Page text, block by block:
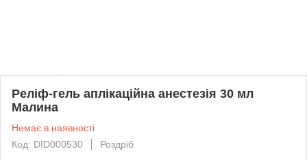
Реліф-гель аплікаційна анестезія 30 мл
Малина
Немає в наявності
Код: DID000530
Роздріб